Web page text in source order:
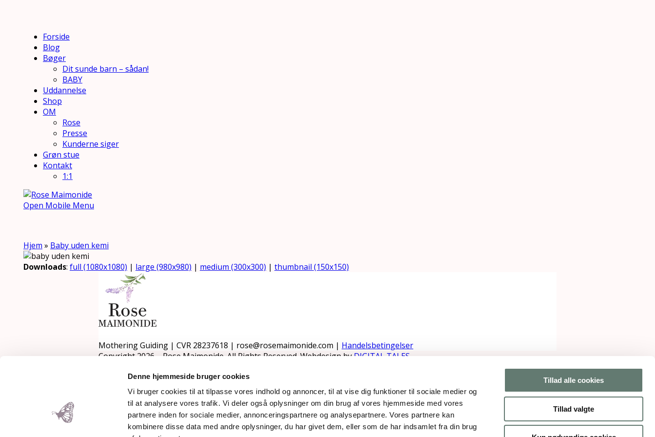
Denne hjemmeside bruger cookies
Vi bruger cookies til at tilpasse vores indhold og annoncer, til at vise dig funktioner til sociale medier og
til at analysere vores trafik. Vi deler også oplysninger om din brug af vores hjemmeside med vores
partnere inden for sociale medier, annonceringspartnere og analysepartnere. Vores partnere kan
kombinere disse data med andre oplysninger, du har givet dem, eller som de har indsamlet fra din brug
Tillad alle cookies
Tillad valgte
Forside
Blog
Bøger
Dit sunde barn – sådan!
BABY
Uddannelse
Shop
OM
Rose
Presse
Kunderne siger
Grøn stue
Kontakt
1:1
Open Mobile Menu
Hjem » Baby uden kemi
Downloads: full (1080x1080) | large (980x980) | medium (300x300) | thumbnail (150x150)
Mothering Guiding | CVR 28237618 | rose@rosemaimonide.com | Handelsbetingelser
Copyright 2026 – Rose Maimonide. All Rights Reserved. Webdesign by DIGITAL TALES.